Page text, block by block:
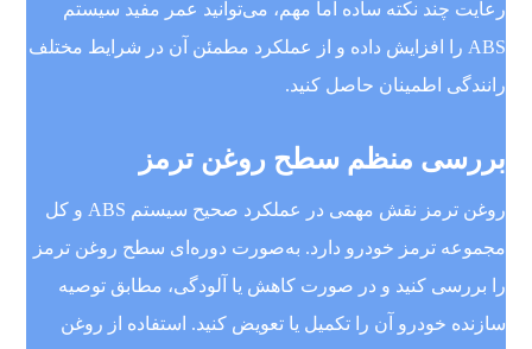
رعایت چند نکته ساده اما مهم، می‌توانید عمر مفید سیستم
ABS را افزایش داده و از عملکرد مطمئن آن در شرایط مختلف
رانندگی اطمینان حاصل کنید.
بررسی منظم سطح روغن ترمز
روغن ترمز نقش مهمی در عملکرد صحیح سیستم ABS و کل
مجموعه ترمز خودرو دارد. به‌صورت دوره‌ای سطح روغن ترمز
را بررسی کنید و در صورت کاهش یا آلودگی، مطابق توصیه
سازنده خودرو آن را تکمیل یا تعویض کنید. استفاده از روغن